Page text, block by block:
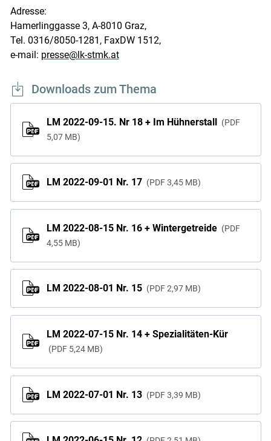
Adresse:
Hamerlinggasse 3, A-8010 Graz,
Tel. 0316/8050-1281, FaxDW 1512,
e-mail: presse@lk-stmk.at
Downloads zum Thema
LM 2022-09-15. Nr 18 + Im Hühnerstall
PDF
5,07 MB
LM 2022-09-01 Nr. 17 PDF 3,45 MB
LM 2022-08-15 Nr. 16 + Wintergetreide
PDF
4,55 MB
LM 2022-08-01 Nr. 15 PDF 2,97 MB
LM 2022-07-15 Nr. 14 + Spezialitäten-Kür
PDF 5,24 MB
LM 2022-07-01 Nr. 13 PDF 3,39 MB